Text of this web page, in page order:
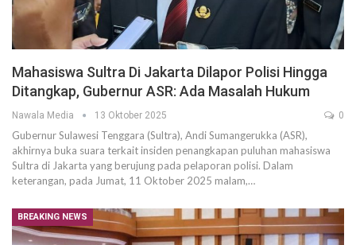
Mahasiswa Sultra Di Jakarta Dilapor Polisi Hingga
Ditangkap, Gubernur ASR: Ada Masalah Hukum
Nawala Media 13 Oktober 2025 0
Gubernur Sulawesi Tenggara (Sultra), Andi Sumangerukka (ASR),
akhirnya buka suara terkait insiden penangkapan puluhan mahasiswa
Sultra di Jakarta yang berujung pada pelaporan polisi. Dalam
keterangan, pada Jumat, 11 Oktober 2025 malam,…
BREAKING NEWS